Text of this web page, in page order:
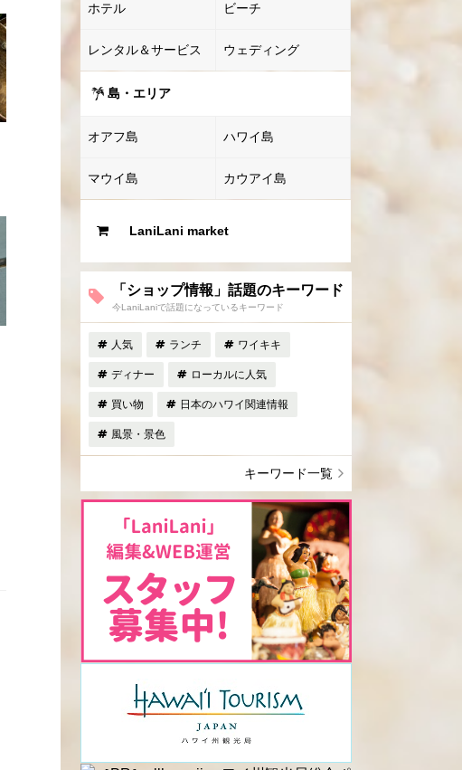
ホテル ビーチ
レンタル＆サービス ウェディング
島・エリア
オアフ島 ハワイ島
マウイ島 カウアイ島
LaniLani market
「ショップ情報」話題のキーワード
今LaniLaniで話題になっているキーワード
人気 ランチ ワイキキ
ディナー ローカルに人気
買い物 日本のハワイ関連情報
風景・景色
キーワード一覧